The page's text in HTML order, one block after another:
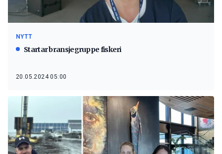
NYTT
Startar bransjegruppe fiskeri
20.05.2024 05:00